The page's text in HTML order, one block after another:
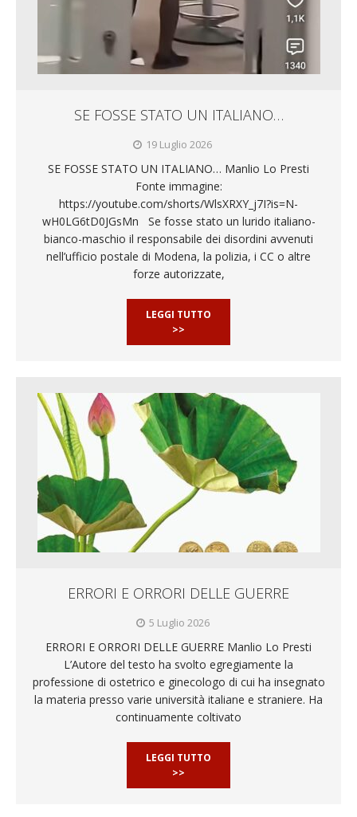
SE FOSSE STATO UN ITALIANO…
19 Luglio 2026
SE FOSSE STATO UN ITALIANO… Manlio Lo Presti
Fonte immagine:
https://youtube.com/shorts/WlsXRXY_j7I?is=N-
wH0LG6tD0JGsMn Se fosse stato un lurido italiano-
bianco-maschio il responsabile dei disordini avvenuti
nell’ufficio postale di Modena, la polizia, i CC o altre
forze autorizzate,
LEGGI TUTTO
>>
ERRORI E ORRORI DELLE GUERRE
5 Luglio 2026
ERRORI E ORRORI DELLE GUERRE Manlio Lo Presti
L’Autore del testo ha svolto egregiamente la
professione di ostetrico e ginecologo di cui ha insegnato
la materia presso varie università italiane e straniere. Ha
continuamente coltivato
LEGGI TUTTO
>>